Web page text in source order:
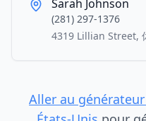
Sarah Johnson
(281) 297-1376
4319 Lillian Street,
Aller au